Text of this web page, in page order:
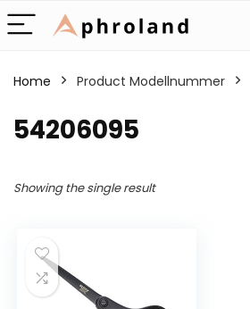
Home Product Modellnummer
‎54206095
Showing the single result